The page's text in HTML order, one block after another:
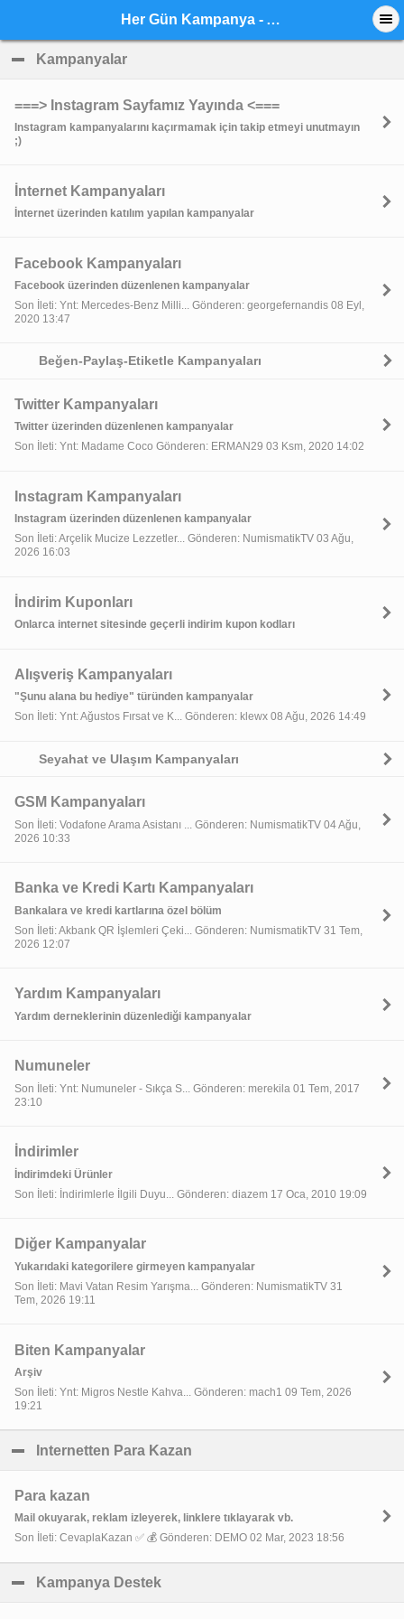
Her Gün Kampanya - Anasayfa
Kampanyalar
===> Instagram Sayfamız Yayında <===
Instagram kampanyalarını kaçırmamak için takip etmeyi unutmayın
;)
İnternet Kampanyaları
İnternet üzerinden katılım yapılan kampanyalar
Facebook Kampanyaları
Facebook üzerinden düzenlenen kampanyalar
Son İleti: Ynt: Mercedes-Benz Milli... Gönderen: georgefernandis 08 Eyl,
2020 13:47
Beğen-Paylaş-Etiketle Kampanyaları
Twitter Kampanyaları
Twitter üzerinden düzenlenen kampanyalar
Son İleti: Ynt: Madame Coco Gönderen: ERMAN29 03 Ksm, 2020 14:02
Instagram Kampanyaları
Instagram üzerinden düzenlenen kampanyalar
Son İleti: Arçelik Mucize Lezzetler... Gönderen: NumismatikTV 03 Ağu,
2026 16:03
İndirim Kuponları
Onlarca internet sitesinde geçerli indirim kupon kodları
Alışveriş Kampanyaları
"Şunu alana bu hediye" türünden kampanyalar
Son İleti: Ynt: Ağustos Fırsat ve K... Gönderen: klewx 08 Ağu, 2026 14:49
Seyahat ve Ulaşım Kampanyaları
GSM Kampanyaları
Son İleti: Vodafone Arama Asistanı ... Gönderen: NumismatikTV 04 Ağu,
2026 10:33
Banka ve Kredi Kartı Kampanyaları
Bankalara ve kredi kartlarına özel bölüm
Son İleti: Akbank QR İşlemleri Çeki... Gönderen: NumismatikTV 31 Tem,
2026 12:07
Yardım Kampanyaları
Yardım derneklerinin düzenlediği kampanyalar
Numuneler
Son İleti: Ynt: Numuneler - Sıkça S... Gönderen: merekila 01 Tem, 2017
23:10
İndirimler
İndirimdeki Ürünler
Son İleti: İndirimlerle İlgili Duyu... Gönderen: diazem 17 Oca, 2010 19:09
Diğer Kampanyalar
Yukarıdaki kategorilere girmeyen kampanyalar
Son İleti: Mavi Vatan Resim Yarışma... Gönderen: NumismatikTV 31
Tem, 2026 19:11
Biten Kampanyalar
Arşiv
Son İleti: Ynt: Migros Nestle Kahva... Gönderen: mach1 09 Tem, 2026
19:21
Internetten Para Kazan
Para kazan
Mail okuyarak, reklam izleyerek, linklere tıklayarak vb.
Son İleti: CevaplaKazan ✅ 💰 Gönderen: DEMO 02 Mar, 2023 18:56
Kampanya Destek